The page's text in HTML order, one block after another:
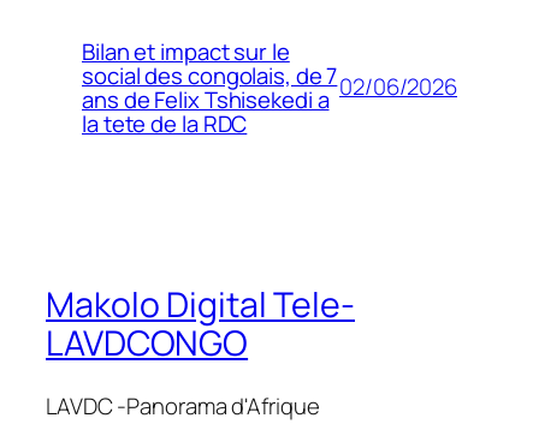
Bilan et impact sur le
social des congolais, de 7
ans de Felix Tshisekedi a
la tete de la RDC
02/06/2026
Makolo Digital Tele-
LAVDCONGO
LAVDC -Panorama d'Afrique